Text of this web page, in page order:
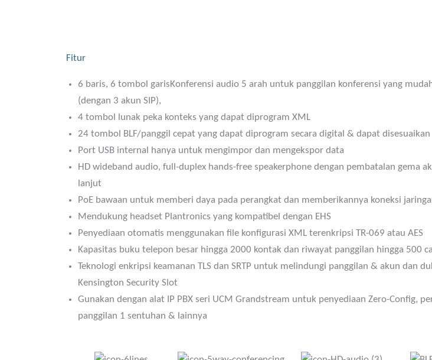
Fitur
6 baris, 6 tombol garisKonferensi audio 5 arah untuk panggilan konferensi yang
(dengan 3 akun SIP),
4 tombol lunak peka konteks yang dapat diprogram XML
24 tombol BLF/panggil cepat yang dapat diprogram secara digital & dapat disesuaikan
Port USB internal hanya untuk mengimpor dan mengekspor data
HD wideband audio, full-duplex hands-free speakerphone dengan pembatalan gema
lanjut
PoE bawaan untuk memberi daya pada perangkat dan memberikannya koneksi
Mendukung headset Plantronics yang kompatibel dengan EHS
Penyediaan otomatis menggunakan file konfigurasi XML terenkripsi TR-069 atau AES
Kapasitas buku telepon besar hingga 2000 kontak dan riwayat panggilan hingga 500
Teknologi enkripsi keamanan TLS dan SRTP untuk melindungi panggilan & akun dan
Kensington Security Slot
Gunakan dengan alat IP PBX seri UCM Grandstream untuk penyediaan Zero-Config,
panggilan 1 sentuhan & lainnya